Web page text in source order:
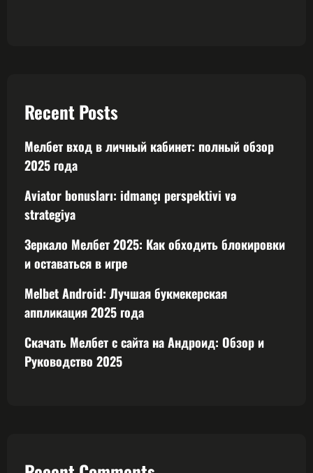
Recent Posts
Мелбет вход в личный кабинет: полный обзор
2025 года
Aviator bonusları: idmançı perspektivi və
strategiya
Зеркало Мелбет 2025: Как обходить блокировки
и оставаться в игре
Melbet Android: Лучшая букмекерская
аппликация 2025 года
Скачать Мелбет с сайта на Андроид: Обзор и
Руководство 2025